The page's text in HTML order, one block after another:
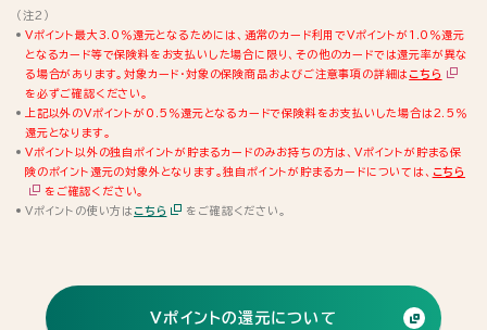
（注2）
Vポイント最大3.0％還元となるためには、通常のカード利用でVポイントが1.0％還元
となるカード等で保険料をお支払いした場合に限り、その他のカードでは還元率が異な
る場合があります。対象カード・対象の保険商品およびご注意事項の詳細は こちら
を必ずご確認ください。
上記以外のVポイントが0.5％還元となるカードで保険料をお支払いした場合は2.5％
還元となります。
Vポイント以外の独自ポイントが貯まるカードのみお持ちの方は、Vポイントが貯まる保
険のポイント還元の対象外となります。独自ポイントが貯まるカードについては、 こちら
をご確認ください。
Vポイントの使い方は こちら をご確認ください。
Vポイントの還元について